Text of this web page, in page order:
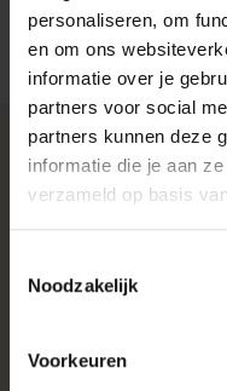
personaliseren, om
en om ons
informatie over je
partners voor social
partners kunnen deze
informatie die je aan
verzameld op basis
Noodzakelijk
Voorkeuren
ZAKELIJK